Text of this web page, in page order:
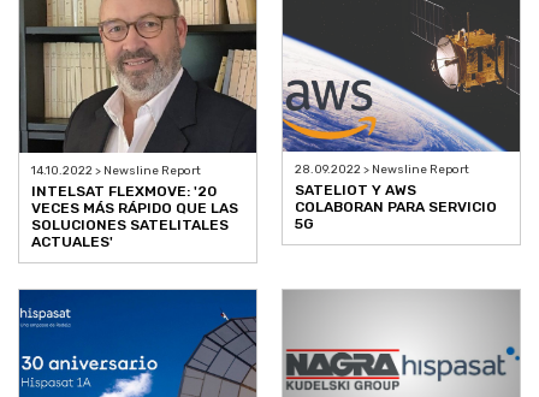
14.10.2022 > Newsline Report
INTELSAT FLEXMOVE: '20
VECES MÁS RÁPIDO QUE LAS
SOLUCIONES SATELITALES
ACTUALES'
28.09.2022 > Newsline Report
SATELIOT Y AWS
COLABORAN PARA SERVICIO
5G